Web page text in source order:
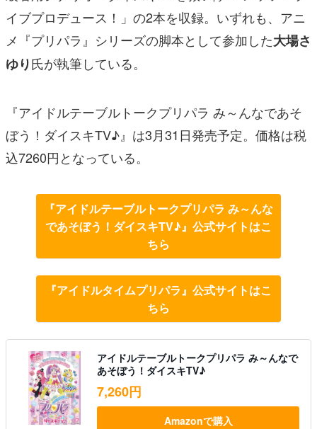
イブプロデュース！」の2本を収録。いずれも、アニ
メ『プリパラ』シリーズの脚本として参加した大場さ
ゆり氏が執筆している。
『アイドルテーブルトークプリパラ み～んなであそ
ぼう！ダイスキTV♪』は3月31日発売予定。価格は税
込7260円となっている。
『アイドルテーブルトークプリパラ み～んな
であそぼう！ダイスキTV♪』公式サイトはこ
ちら
『アイドルタイムプリパラ』公式サイトはこ
ちら
アイドルテーブルトークプリパラ み～んなで
あそぼう！ダイスキTV♪
7,260円
Amazonで購入